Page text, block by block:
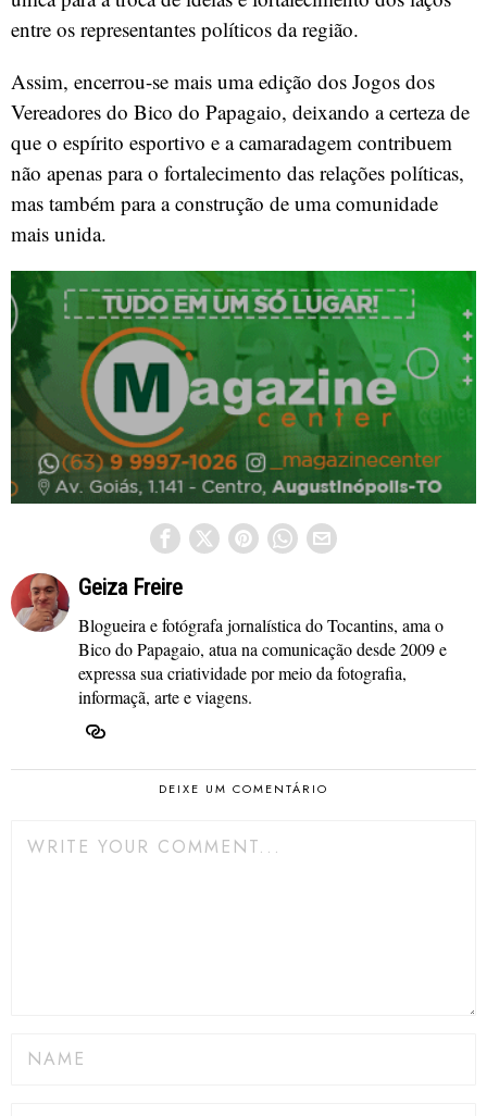
entre os representantes políticos da região.
Assim, encerrou-se mais uma edição dos Jogos dos
Vereadores do Bico do Papagaio, deixando a certeza de
que o espírito esportivo e a camaradagem contribuem
não apenas para o fortalecimento das relações políticas,
mas também para a construção de uma comunidade
mais unida.
Geiza Freire
Blogueira e fotógrafa jornalística do Tocantins, ama o
Bico do Papagaio, atua na comunicação desde 2009 e
expressa sua criatividade por meio da fotografia,
informaçã, arte e viagens.
DEIXE UM COMENTÁRIO